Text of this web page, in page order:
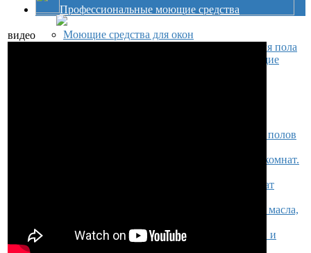
Профессиональные моющие средства
Моющие средства для окон
Моющие и дезинфицирующие средства для пола
Антисептические и дезинфицирующие
Химические средства для обработки полов
Моющие средства для туалетов и ванных комнат.
Для уборки туалетов и ванных комнат
Щелочные моющие средства для удаления масла,
Кислотные моющие средства для санузлов и
видео